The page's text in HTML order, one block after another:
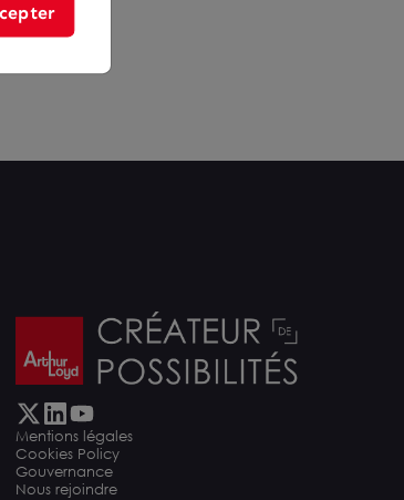
Mentions légales
Cookies Policy
Gouvernance
Nous rejoindre